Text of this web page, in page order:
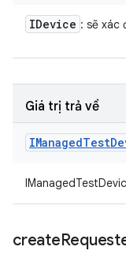
IDevice : sẽ xác
Giá trị trả về
IManagedTest
create